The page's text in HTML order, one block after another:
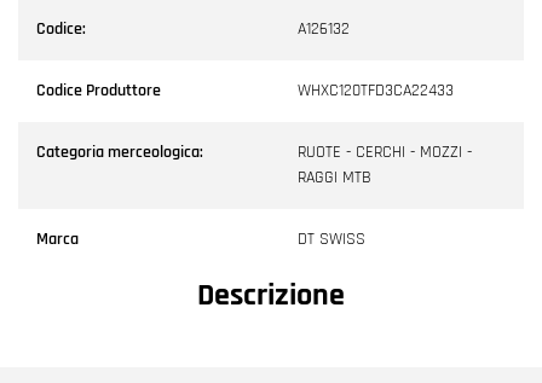
Codice: A126132
Codice Produttore WHXC120TFD3CA22433
Categoria merceologica:
RUOTE - CERCHI - MOZZI -
RAGGI MTB
Marca DT SWISS
Descrizione